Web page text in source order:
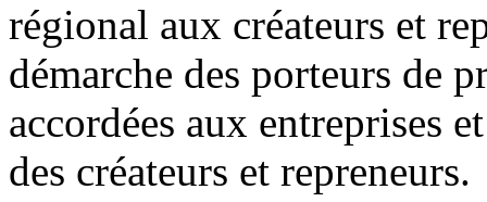
régional aux créateurs et
démarche des porteurs de
accordées aux entreprises
des créateurs et repreneurs.